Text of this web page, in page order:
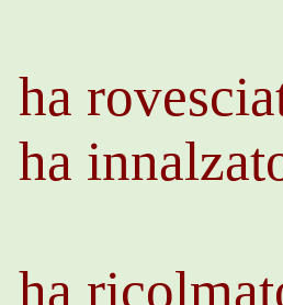
ha
ha
ha